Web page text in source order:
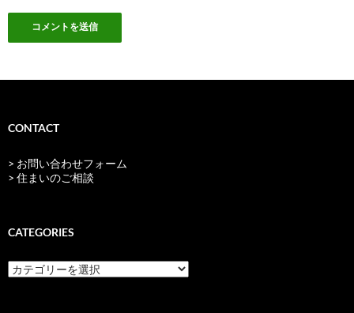
CONTACT
> お問い合わせフォーム
> 住まいのご相談
CATEGORIES
categories